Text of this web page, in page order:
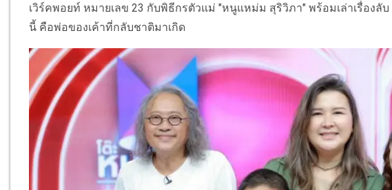
เวิร์คพอยท์ หมายเลข 23 กับพิธีกรตัวแม่ "หนูแหม่ม สุริวิภา" พร้อมเล่าเรื่อง
นี้ คือพ่อของเค้าที่กลับชาติมาเกิด